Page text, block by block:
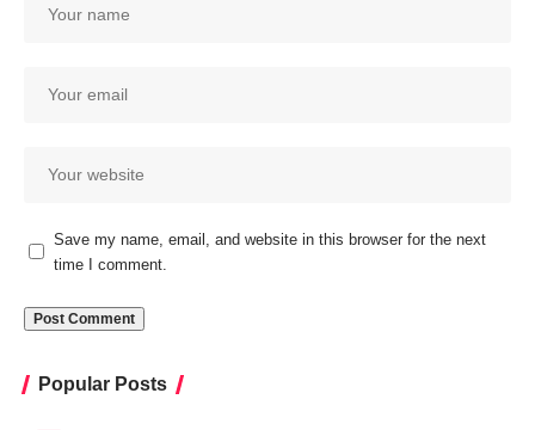
Save my name, email, and website in this browser for the next
time I comment.
Popular Posts